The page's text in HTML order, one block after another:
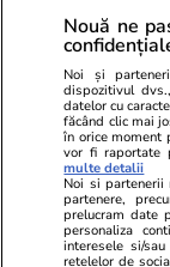
Sorin
este primul
aibă un
de 15 august
Nouă ne
Noi și
dispozitivul
datelor cu
făcând clic mai
în orice moment
vor fi raportate
multe detalii
Noi si partenerii
partenere,
prelucram date
personaliza
interesele si/
retelelor de